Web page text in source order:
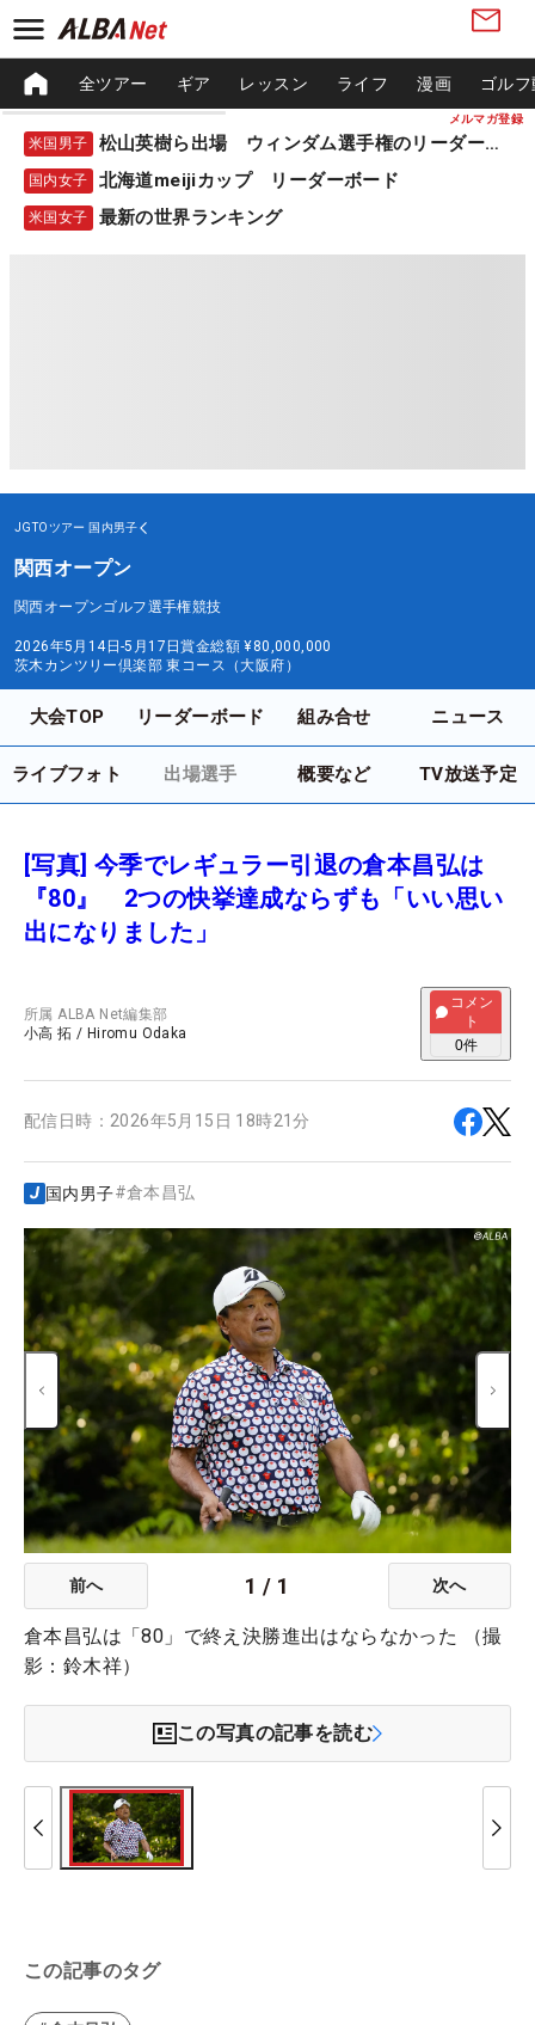
メルマガ登録
全ツアー ギア レッスン ライフ 漫画 ゴル
米国男子 松山英樹ら出場 ウィンダム選手権のリーダーボード
国内女子 北海道meijiカップ リーダーボード
米国女子 最新の世界ランキング
JGTOツアー 国内男子
関西オープン
関西オープンゴルフ選手権競技
2026年5月14日-5月17日賞金総額 ¥80,000,000
茨木カンツリー倶楽部 東コース（大阪府）
大会TOP リーダーボード 組み合せ ニュース
ライブフォト 出場選手 概要など TV放送予定
[写真] 今季でレギュラー引退の倉本昌弘は
『80』 2つの快挙達成ならずも「いい思い
出になりました」
所属ALBA Net編集部
小高 拓 / Hiromu Odaka
コメン
ト
0件
配信日時： 2026年5月15日 18時21分
国内男子#倉本昌弘
前へ 1 / 1 次へ
倉本昌弘は「80」で終え決勝進出はならなかった （撮
影：鈴木祥）
この写真の記事を読む
この記事のタグ